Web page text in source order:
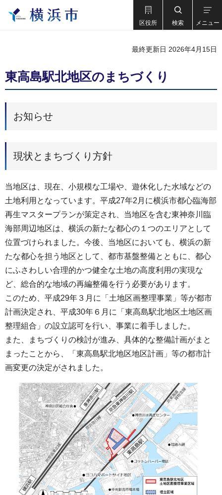
区役所 検索 メニュー
最終更新日 2026年4月15日
東高島駅北地区のまちづくり
お知らせ
現状とまちづくり方針
当地区は、現在、小規模な工場や、遊休化した水域などの
土地利用となっています。平成27年2月に横浜市都心臨海部
再生マスタープランが策定され、当地区を含む東神奈川臨
海部周辺地区は、横浜の新たな都心の１つのエリアとして
位置づけられました。今後、当地区においても、横浜の新
たな都心を担う地区として、都市基盤整備とともに、都心
にふさわしい合理的かつ健全な土地の高度利用の実現な
ど、総合的な地域の再編整備を行う必要があります。
このため、平成29年３月に「土地区画整理事業」等が都市
計画決定され、平成30年６月に「東高島駅北地区土地区画
整理組合」の設立認可を行い、事業に着手しました。
また、まちづくりの検討が進み、具体的な整備計画がまと
まったことから、「東高島駅北地区地区計画」等の都市計
画変更の決定がされました。